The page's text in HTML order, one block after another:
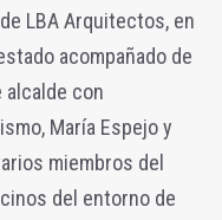
LBA Arquitectos, en
acompañado de
alcalde con
María Espejo y
miembros del
del entorno de